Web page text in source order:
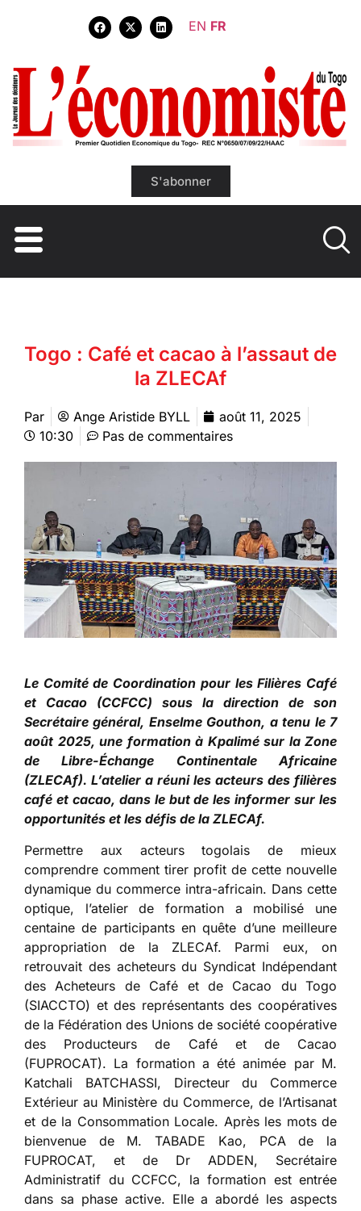
EN FR
S'abonner
Togo : Café et cacao à l’assaut de
la ZLECAf
Par Ange Aristide BYLL
août 11, 2025
10:30
Pas de commentaires
Le Comité de Coordination pour les Filières Café
et Cacao (CCFCC) sous la direction de son
Secrétaire général, Enselme Gouthon, a tenu le 7
août 2025, une formation à Kpalimé sur la Zone
de Libre-Échange Continentale Africaine
(ZLECAf). L’atelier a réuni les acteurs des filières
café et cacao, dans le but de les informer sur les
opportunités et les défis de la ZLECAf.
Permettre aux acteurs togolais de mieux
comprendre comment tirer profit de cette nouvelle
dynamique du commerce intra-africain. Dans cette
optique, l’atelier de formation a mobilisé une
centaine de participants en quête d’une meilleure
appropriation de la ZLECAf. Parmi eux, on
retrouvait des acheteurs du Syndicat Indépendant
des Acheteurs de Café et de Cacao du Togo
(SIACCTO) et des représentants des coopératives
de la Fédération des Unions de société coopérative
des Producteurs de Café et de Cacao
(FUPROCAT). La formation a été animée par M.
Katchali BATCHASSI, Directeur du Commerce
Extérieur au Ministère du Commerce, de l’Artisanat
et de la Consommation Locale. Après les mots de
bienvenue de M. TABADE Kao, PCA de la
FUPROCAT, et de Dr ADDEN, Secrétaire
Administratif du CCFCC, la formation est entrée
dans sa phase active. Elle a abordé les aspects